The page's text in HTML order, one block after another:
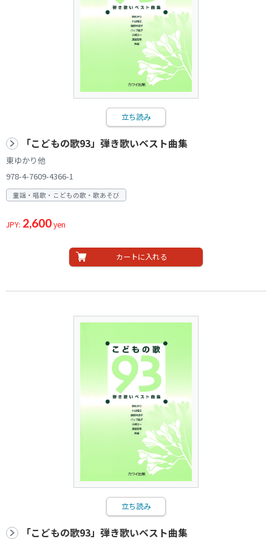
立ち読み
「こどもの歌93」弾き歌いベスト曲集
東ゆかり他
978-4-7609-4366-1
童謡・唱歌・こどもの歌・歌あそび
JPY: 2,600yen
カートに入れる
立ち読み
「こどもの歌93」弾き歌いベスト曲集